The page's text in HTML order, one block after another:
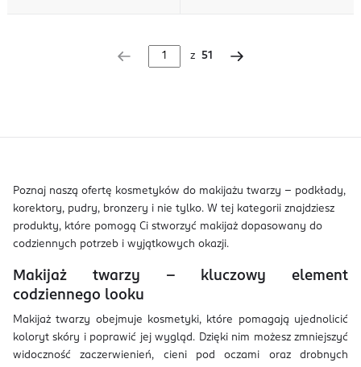
z 51
Poznaj naszą ofertę kosmetyków do makijażu twarzy – podkłady,
korektory, pudry, bronzery i nie tylko. W tej kategorii znajdziesz
produkty, które pomogą Ci stworzyć makijaż dopasowany do
codziennych potrzeb i wyjątkowych okazji.
Makijaż twarzy – kluczowy element
codziennego looku
Makijaż twarzy obejmuje kosmetyki, które pomagają ujednolicić
koloryt skóry i poprawić jej wygląd. Dzięki nim możesz zmniejszyć
widoczność zaczerwienień, cieni pod oczami oraz drobnych